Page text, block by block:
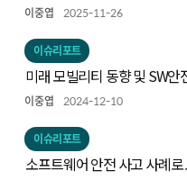
이중엽 2025-11-26
이슈리포트
미래 모빌리티 동향 및 SW안
이중엽 2024-12-10
이슈리포트
소프트웨어 안전 사고 사례